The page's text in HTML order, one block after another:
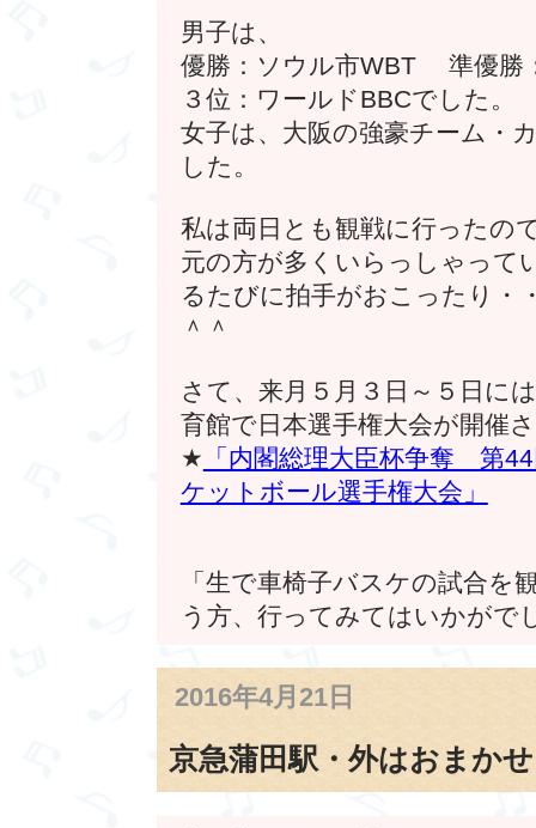
男子は、
優勝：ソウル市WBT 準優
３位：ワールドBBCでした。
女子は、大阪の強豪チーム・
した。
私は両日とも観戦に行ったの
元の方が多くいらっしゃって
るたびに拍手がおこったり・
＾＾
さて、来月５月３日～５日に
育館で日本選手権大会が開催
★ 「内閣総理大臣杯争奪 第
ケットボール選手権大会」
「生で車椅子バスケの試合を
う方、行ってみてはいかがで
2016年4月21日
京急蒲田駅・外はおまか